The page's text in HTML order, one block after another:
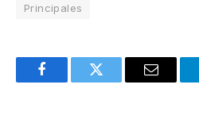
Principales
FacebookTwitter Email